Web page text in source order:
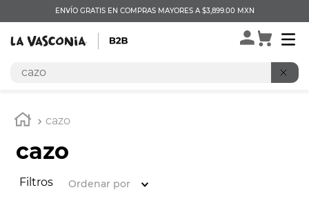
ENVÍO GRATIS EN COMPRAS MAYORES A $3,899.00 MXN
Buscar
cazo
cazo
Filtros Ordenar por